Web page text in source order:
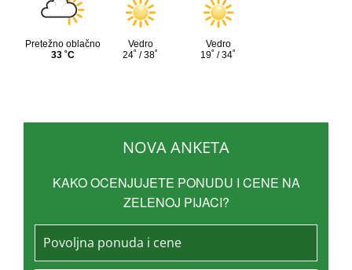
NOVA ANKETA
KAKO OCENJUJETE PONUDU I CENE NA
ZELENOJ PIJACI?
Povoljna ponuda i cene